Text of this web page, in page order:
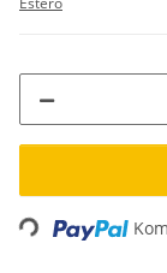
Loading...